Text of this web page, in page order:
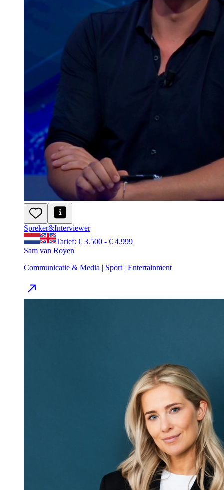
Spreker&Interviewer
Tarief: € 3.500 - € 4.999
Sam van Royen
Communicatie & Media | Sport | Entertainment